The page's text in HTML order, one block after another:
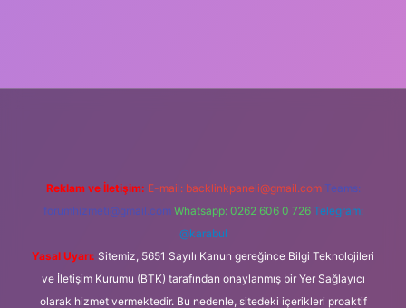
Reklam ve İletişim: E-mail: backlinkpaneli@gmail.com Teams:
forumhizmeti@gmail.com Whatsapp: 0262 606 0 726 Telegram:
@karabul
Yasal Uyarı: Sitemiz, 5651 Sayılı Kanun gereğince Bilgi Teknolojileri
ve İletişim Kurumu (BTK) tarafından onaylanmış bir Yer Sağlayıcı
olarak hizmet vermektedir. Bu nedenle, sitedeki içerikleri proaktif